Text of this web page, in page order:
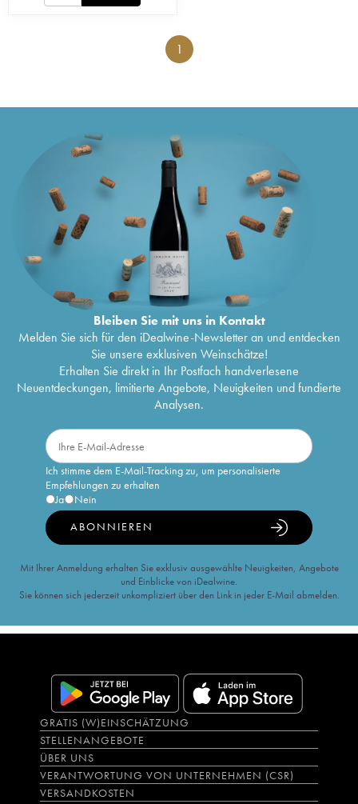
1
Bleiben Sie mit uns in Kontakt
Melden Sie sich für den iDealwine-Newsletter an und entdecken
Sie unsere exklusiven Weinschätze!
Erhalten Sie direkt in Ihr Postfach handverlesene
Neuentdeckungen, limitierte Angebote, Neuigkeiten und fundierte
Analysen.
Ich stimme dem E-Mail-Tracking zu, um personalisierte
Empfehlungen zu erhalten
Ja
Nein
ABONNIEREN
Mit Ihrer Anmeldung erhalten Sie exklusiv ausgewählte Neuigkeiten, Angebote
und Einblicke von iDealwine.
Sie können sich jederzeit unkompliziert über den Link in jeder E-Mail abmelden.
GRATIS (W)EINSCHÄTZUNG
STELLENANGEBOTE
ÜBER UNS
VERANTWORTUNG VON UNTERNEHMEN (CSR)
VERSANDKOSTEN